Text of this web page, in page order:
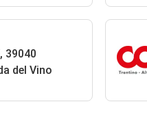
39040
del Vino